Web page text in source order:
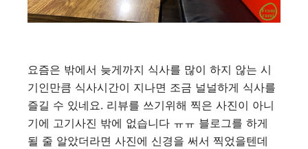
요즘은 밖에서 늦게까지 식사를 많이 하지 않는 시
기인만큼 식사시간이 지나면 조금 널널하게 식사를
즐길 수 있네요. 리뷰를 쓰기위해 찍은 사진이 아니
기에 고기사진 밖에 없습니다 ㅠㅠ 블로그를 하게
될 줄 알았더라면 사진에 신경을 써서 찍었을텐데